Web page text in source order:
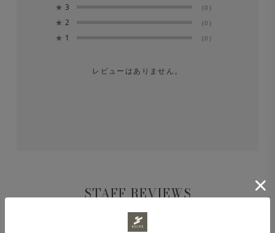
ます。洗濯後は形を整えてすぐに日陰でつり干しにしてく
★ 3 (0)
★ 2 (0)
★ 1 (0)
レビューはありません。
STAFF REVIEWS
スタッフレビュー